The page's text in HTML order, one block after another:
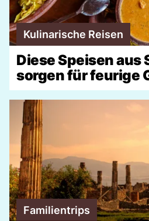
Kulinarische Reisen
Diese Speisen aus
sorgen für feurige
Familientrips